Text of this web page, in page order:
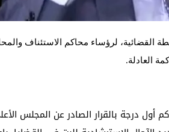
القضائية، لرؤساء محاكم الاستئناف
العادلة.
أول درجة بالقرار الصادر عن المجلس